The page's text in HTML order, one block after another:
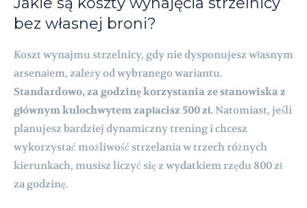
bez własnej broni?
Koszt wynajmu strzelnicy, gdy nie dysponujesz własnym
arsenałem, zależy od wybranego wariantu.
Standardowo, za godzinę korzystania ze stanowiska z
głównym kulochwytem zapłacisz 500 zł. Natomiast, jeśli
planujesz bardziej dynamiczny trening i chcesz
wykorzystać możliwość strzelania w trzech różnych
kierunkach, musisz liczyć się z wydatkiem rzędu 800 zł
za godzinę.